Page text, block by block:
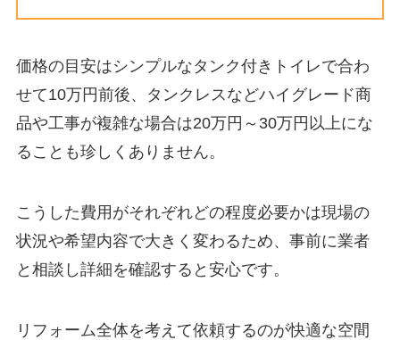
価格の目安はシンプルなタンク付きトイレで合わ
せて10万円前後、タンクレスなどハイグレード商
品や工事が複雑な場合は20万円～30万円以上にな
ることも珍しくありません。
こうした費用がそれぞれどの程度必要かは現場の
状況や希望内容で大きく変わるため、事前に業者
と相談し詳細を確認すると安心です。
リフォーム全体を考えて依頼するのが快適な空間